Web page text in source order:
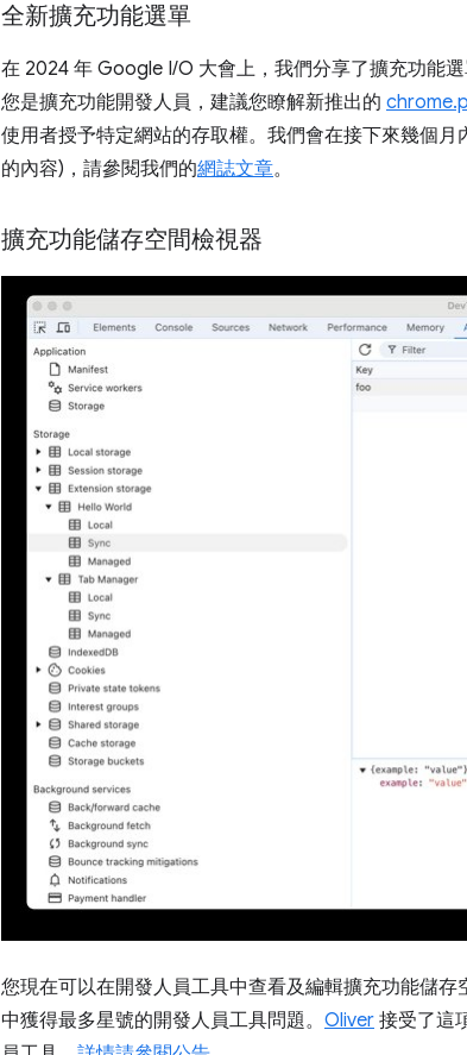
全新擴充功能選單
在 2024 年 Google I/O 大會上，我們分享了擴充功能
您是擴充功能開發人員，建議您瞭解新推出的
使用者授予特定網站的存取權。我們會在接下來幾個
的內容)，請參閱我們的網誌文章。
擴充功能儲存空間檢視器
您現在可以在開發人員工具中查看及編輯擴充功能儲
中獲得最多星號的開發人員工具問題。 Oliver 接受了這